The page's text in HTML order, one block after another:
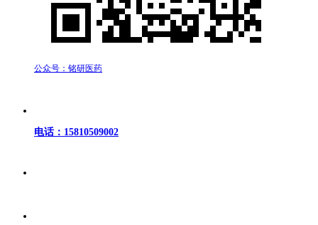
公众号：铭研医药
电话：15810509002